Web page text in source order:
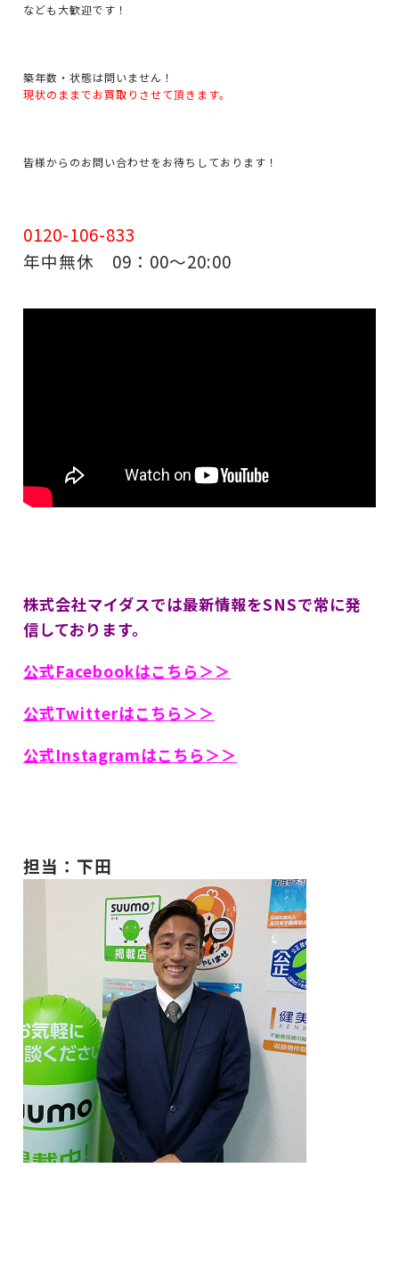
なども大歓迎です！
築年数・状態は問いません！
現状のままでお買取りさせて頂きます。
皆様からのお問い合わせをお待ちしております！
0120-106-833
年中無休 09：00～20:00
株式会社マイダスでは最新情報をSNSで常に発
信しております。
公式Facebookはこちら＞＞
公式Twitterはこちら＞＞
公式Instagramはこちら＞＞
担当：下田